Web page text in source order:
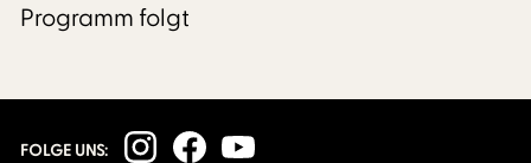
Programm folgt
FOLGE UNS: